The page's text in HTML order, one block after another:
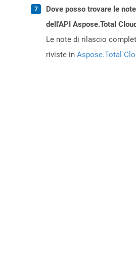
Dove posso trovare le
dell'API Aspose.Total
Le note di rilascio
riviste in Aspose.Total